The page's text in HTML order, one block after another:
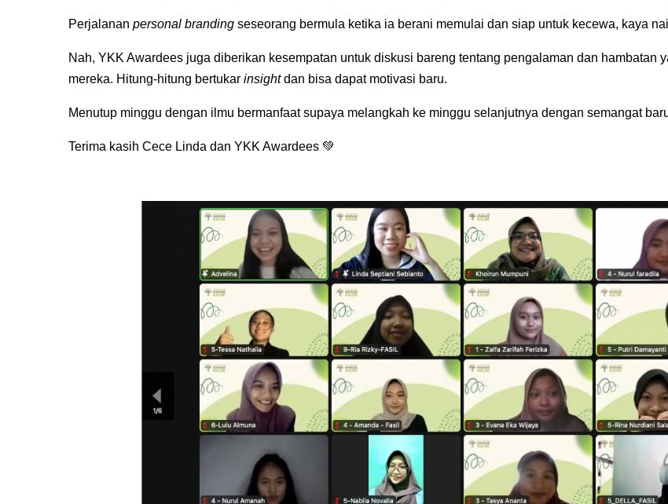
Perjalananpersonal branding seseorang bermula ketika ia berani memulai dan siap untuk kecewa, kaya
Nah, YKK Awardees juga diberikan kesempatan untuk diskusi bareng tentang pengalaman dan hambatan
mereka. Hitung-hitung bertukarinsightdan bisa dapat motivasi baru.
Menutup minggu dengan ilmu bermanfaat supaya melangkah ke minggu selanjutnya dengan semangat
Terima kasih Cece Linda dan YKK Awardees 💚